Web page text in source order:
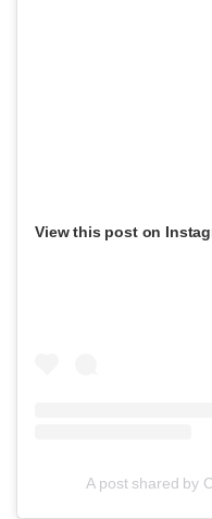
View this post on
A post shared by